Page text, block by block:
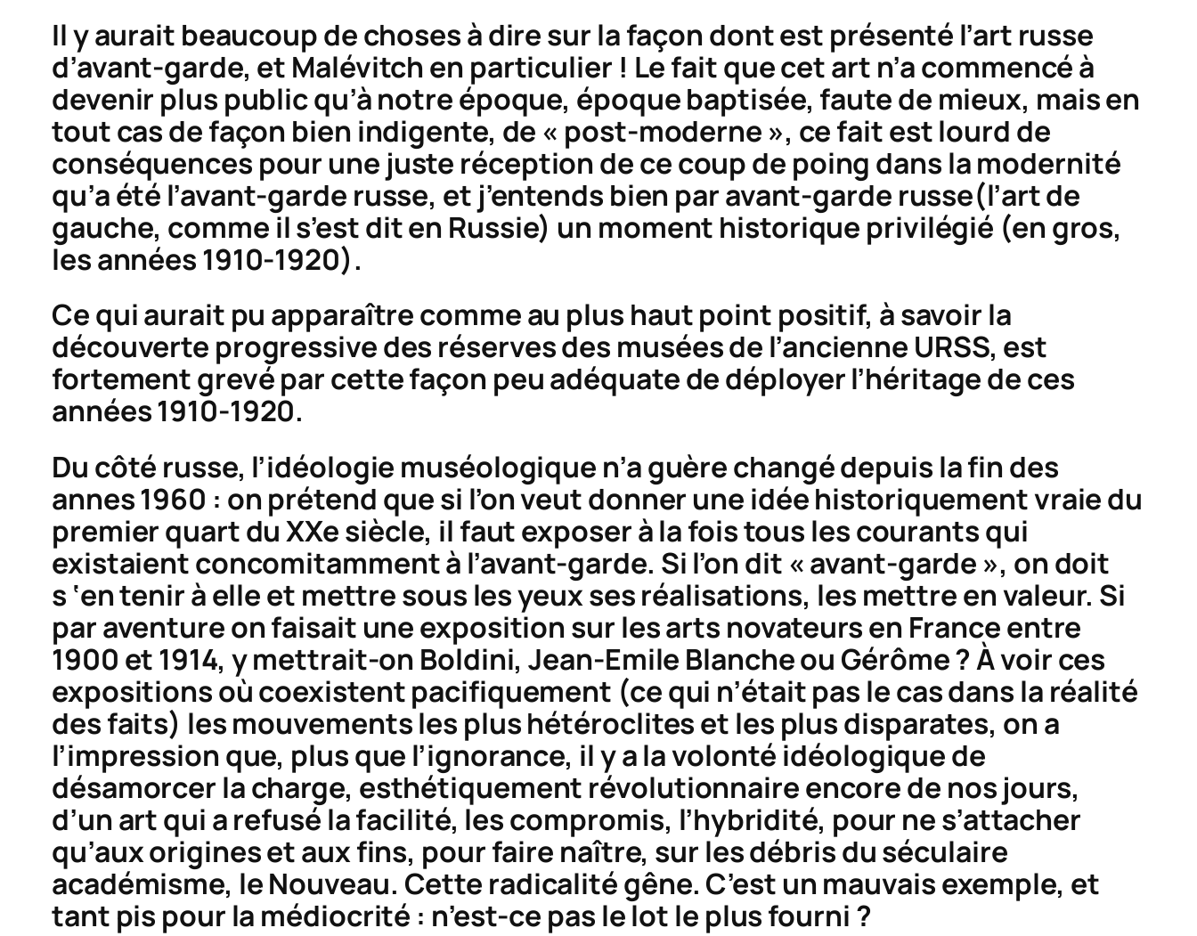
Il y aurait beaucoup de choses à dire sur la façon dont est présenté l’art russe
d’avant-garde, et Malévitch en particulier ! Le fait que cet art n’a commencé à
devenir plus public qu’à notre époque, époque baptisée, faute de mieux, mais en
tout cas de façon bien indigente, de « post-moderne », ce fait est lourd de
conséquences pour une juste réception de ce coup de poing dans la modernité
qu’a été l’avant-garde russe, et j’entends bien paravant-garde russe(l’art de
gauche, comme il s’est dit en Russie) un moment historique privilégié (en gros,
les années 1910-1920).
Ce qui aurait pu apparaître comme au plus haut point positif, à savoir la
découverte progressive des réserves des musées de l’ancienne URSS, est
fortement grevé par cette façon peu adéquate de déployer l’héritage de ces
années 1910-1920.
Du côté russe, l’idéologie muséologique n’a guère changé depuis la fin des
annes 1960 : on prétend que si l’on veut donner une idée historiquement vraie du
premier quart du XXe siècle, il faut exposer à la fois tous les courants qui
existaient concomitamment à l’avant-garde. Si l’on dit « avant-garde », on doit
s ‘en tenir à elle et mettre sous les yeux ses réalisations, les mettre en valeur. Si
par aventure on faisait une exposition sur les arts novateurs en France entre
1900 et 1914, y mettrait-on Boldini, Jean-Emile Blanche ou Gérôme ? À voir ces
expositions où coexistent pacifiquement (ce qui n’était pas le cas dans la réalité
des faits) les mouvements les plus hétéroclites et les plus disparates, on a
l’impression que, plus que l’ignorance, il y a la volonté idéologique de
désamorcer la charge, esthétiquement révolutionnaire encore de nos jours,
d’un art qui a refusé la facilité, les compromis, l’hybridité, pour ne s’attacher
qu’aux origines et aux fins, pour faire naître, sur les débris du séculaire
académisme, le Nouveau. Cette radicalité gêne. C’est un mauvais exemple, et
tant pis pour la médiocrité : n’est-ce pas le lot le plus fourni ?